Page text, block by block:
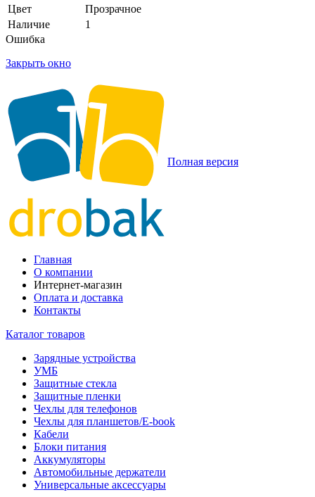
Цвет
Прозрачное
Наличие
1
Ошибка
Закрыть окно
Полная версия
Главная
О компании
Интернет-магазин
Оплата и доставка
Контакты
Каталог товаров
Зарядные устройства
УМБ
Защитные стекла
Защитные пленки
Чехлы для телефонов
Чехлы для планшетов/E-book
Кабели
Блоки питания
Аккумуляторы
Автомобильные держатели
Универсальные аксессуары